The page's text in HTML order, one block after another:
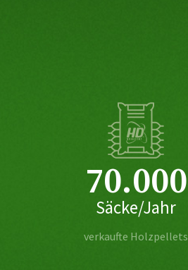
70.000
Säcke/Jahr
verkaufte Holzpellets